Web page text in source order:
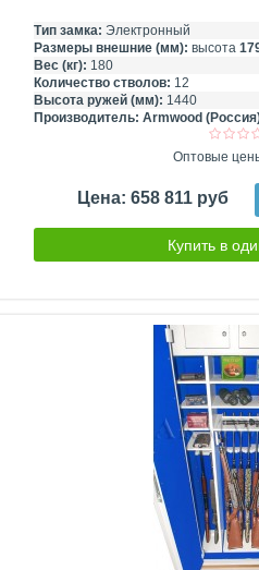
Тип замка: Электронный
Размеры внешние (мм): высота
Вес (кг): 180
Количество стволов: 12
Высота ружей (мм): 1440
Производитель: Armwood
Оптовые
Цена: 658 811 руб
Купить в